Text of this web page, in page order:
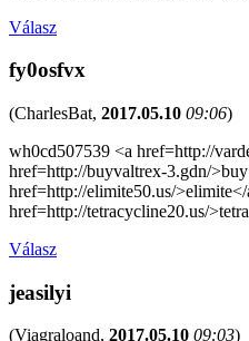
Válasz
fy0osfvx
(CharlesBat, 2017.05.10 09:06)
wh0cd507539 <a href=http://
href=http://buyvaltrex-3.gdn/
href=http://elimite50.us/>elimite</
href=http://tetracycline20.us/
Válasz
jeasilyi
(Viagraloand, 2017.05.10 09:03)